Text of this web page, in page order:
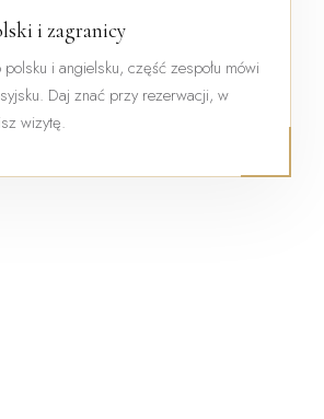
i zagranicy
polsku i angielsku, część zespołu mówi
Daj znać przy rezerwacji, w
wizytę.